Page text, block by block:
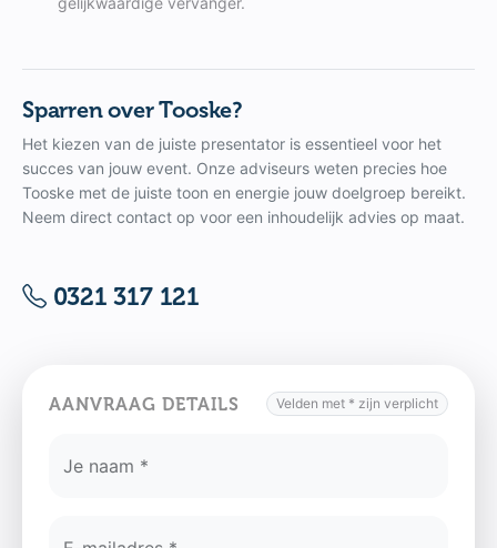
Sparren over Tooske?
Het kiezen van de juiste presentator is essentieel voor het
succes van jouw event. Onze adviseurs weten precies hoe
Tooske met de juiste toon en energie jouw doelgroep bereikt.
Neem direct contact op voor een inhoudelijk advies op maat.
0321 317 121
AANVRAAG DETAILS Velden met * zijn verplicht
Je naam *